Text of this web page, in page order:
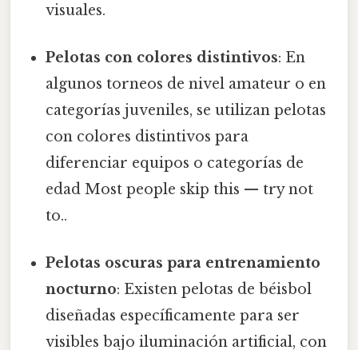
visuales.
Pelotas con colores distintivos: En
algunos torneos de nivel amateur o en
categorías juveniles, se utilizan pelotas
con colores distintivos para
diferenciar equipos o categorías de
edad Most people skip this — try not
to..
Pelotas oscuras para entrenamiento
nocturno: Existen pelotas de béisbol
diseñadas específicamente para ser
visibles bajo iluminación artificial, con